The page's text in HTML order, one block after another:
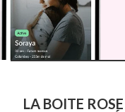
LA BOITE